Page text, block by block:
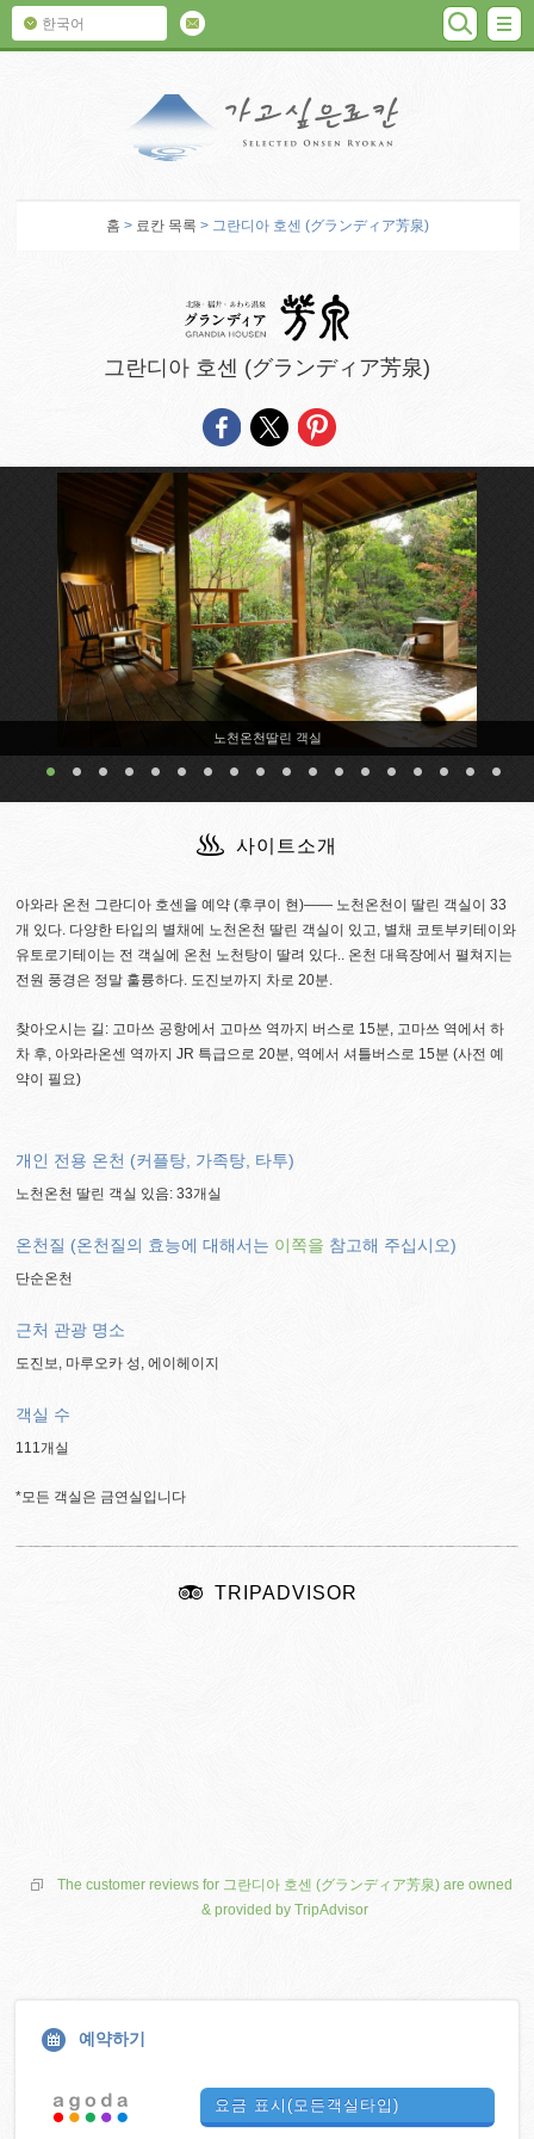
한국어 검색
홈 > 료칸 목록 > 그란디아 호센 (グランディア芳泉)
그란디아 호센 (グランディア芳泉)
노천온천딸린 객실
사이트소개
아와라 온천 그란디아 호센을 예약 (후쿠이 현)―― 노천온천이 딸린 객실이 33
개 있다. 다양한 타입의 별채에 노천온천 딸린 객실이 있고, 별채 코토부키테이와
유토로기테이는 전 객실에 온천 노천탕이 딸려 있다.. 온천 대욕장에서 펼쳐지는
전원 풍경은 정말 훌륭하다. 도진보까지 차로 20분.
찾아오시는 길: 고마쓰 공항에서 고마쓰 역까지 버스로 15분, 고마쓰 역에서 하
차 후, 아와라온센 역까지 JR 특급으로 20분, 역에서 셔틀버스로 15분 (사전 예
약이 필요)
개인 전용 온천 (커플탕, 가족탕, 타투)
노천온천 딸린 객실 있음: 33개실
온천질 (온천질의 효능에 대해서는 이쪽을 참고해 주십시오)
단순온천
근처 관광 명소
도진보, 마루오카 성, 에이헤이지
객실 수
111개실
*모든 객실은 금연실입니다
TRIPADVISOR
The customer reviews for 그란디아 호센 (グランディア芳泉) are owned
& provided by TripAdvisor
예약하기
요금 표시(모든객실타입)